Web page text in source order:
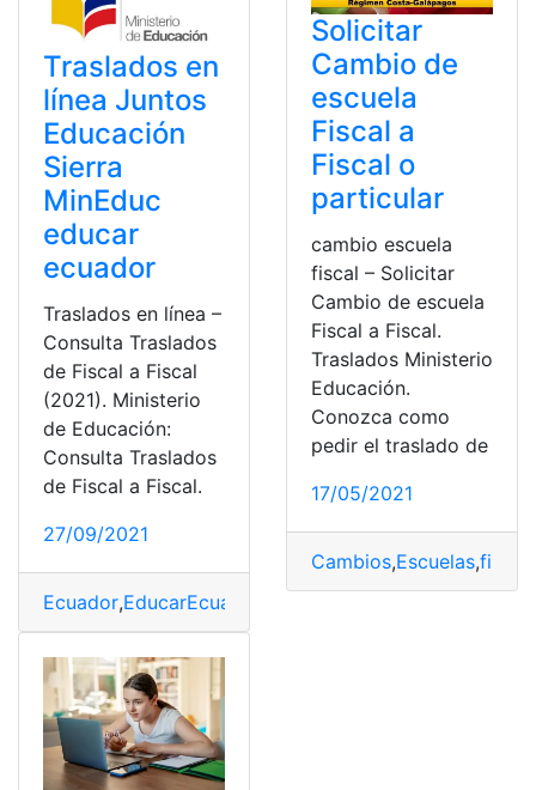
Traslados en
línea Juntos
Educación
Sierra
MinEduc
educar
ecuador
Traslados en línea –
Consulta Traslados
de Fiscal a Fiscal
(2021). Ministerio
de Educación:
Consulta Traslados
de Fiscal a Fiscal.
27/09/2021
Ecuador,EducarEcuador
Solicitar
Cambio de
escuela
Fiscal a
Fiscal o
particular
cambio escuela
fiscal – Solicitar
Cambio de escuela
Fiscal a Fiscal.
Traslados Ministerio
Educación.
Conozca como
pedir el traslado de
17/05/2021
Cambios,Escuelas,